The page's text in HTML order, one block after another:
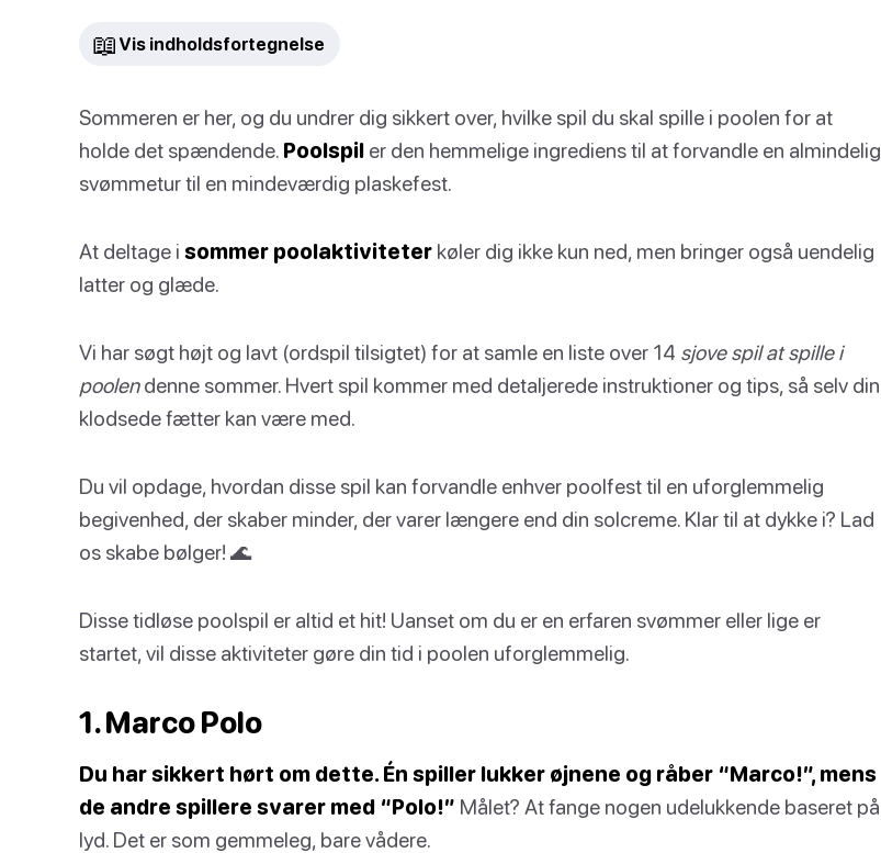
📖 Vis indholdsfortegnelse
Sommeren er her, og du undrer dig sikkert over, hvilke spil du skal spille i poolen for at
holde det spændende. Poolspil er den hemmelige ingrediens til at forvandle en almindelig
svømmetur til en mindeværdig plaskefest.
At deltage i sommer poolaktiviteter køler dig ikke kun ned, men bringer også uendelig
latter og glæde.
Vi har søgt højt og lavt (ordspil tilsigtet) for at samle en liste over 14 sjove spil at spille i
poolendenne sommer. Hvert spil kommer med detaljerede instruktioner og tips, så selv din
klodsede fætter kan være med.
Du vil opdage, hvordan disse spil kan forvandle enhver poolfest til en uforglemmelig
begivenhed, der skaber minder, der varer længere end din solcreme. Klar til at dykke i? Lad
os skabe bølger! 🌊
Disse tidløse poolspil er altid et hit! Uanset om du er en erfaren svømmer eller lige er
startet, vil disse aktiviteter gøre din tid i poolen uforglemmelig.
1. Marco Polo
Du har sikkert hørt om dette. Én spiller lukker øjnene og råber “Marco!”, mens
de andre spillere svarer med “Polo!” Målet? At fange nogen udelukkende baseret på
lyd. Det er som gemmeleg, bare vådere.